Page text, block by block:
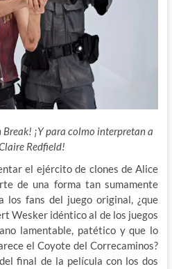
Break! ¡Y para colmo interpretan a
Redfield!
el ejército de clones de Alice
de una forma tan sumamente
los fans del juego original, ¿que
Wesker idéntico al de los juegos
lamentable, patético y que lo
el Coyote del Correcaminos?
final de la película con los dos